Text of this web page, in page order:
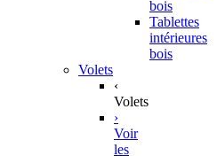
bois
Tablettes
intérieures
bois
Volets
‹
Volets
›
Voir
les